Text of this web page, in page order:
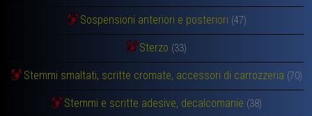
Sospensioni anteriori e posteriori (47)
Sterzo (33)
Stemmi smaltati, scritte cromate, accessori di carrozzeria (70)
Stemmi e scritte adesive, decalcomanie (38)